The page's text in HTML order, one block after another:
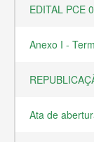
EDITAL PCE
Anexo I -
Ata de